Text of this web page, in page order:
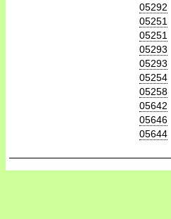
05292
05251
05251
05293
05293
05254
05258
05642
05646
05644